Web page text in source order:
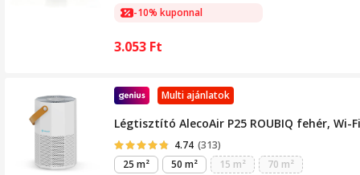
-10% kuponnal
3.053 Ft
Multi ajánlatok
Légtisztító AlecoAir P25 ROUBIQ fehér, Wi-
4.74 (313)
25 m²
50 m² 15 m² 70 m²